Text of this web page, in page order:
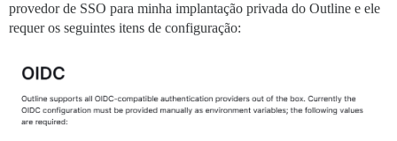
provedor de SSO para minha implantação privada do Outline e ele
requer os seguintes itens de configuração: